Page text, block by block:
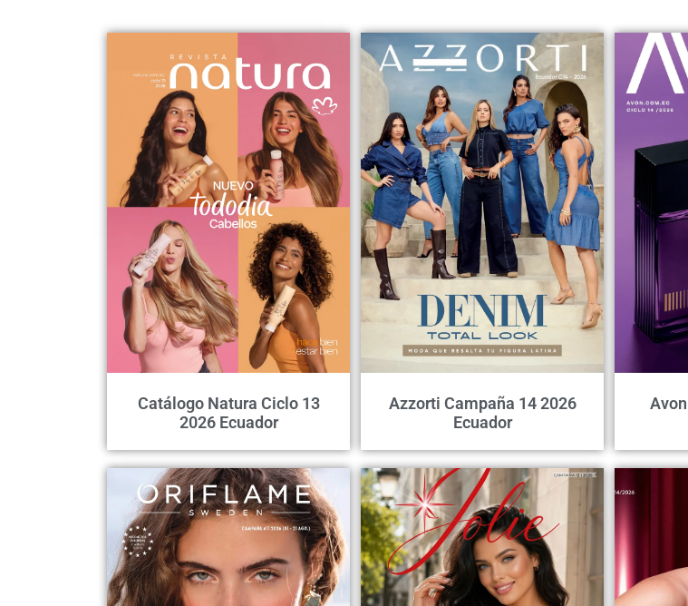
Catálogo Natura Ciclo 13
2026 Ecuador
Azzorti Campaña 14 2026
Ecuador